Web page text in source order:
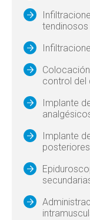
tendinosos
control del
Implante
Implante
posteriores